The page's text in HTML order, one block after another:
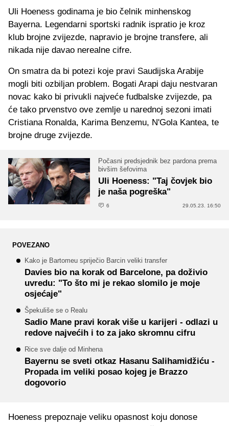
Uli Hoeness godinama je bio čelnik minhenskog
Bayerna. Legendarni sportski radnik ispratio je kroz
klub brojne zvijezde, napravio je brojne transfere, ali
nikada nije davao nerealne cifre.
On smatra da bi potezi koje pravi Saudijska Arabije
mogli biti ozbiljan problem. Bogati Arapi daju nestvaran
novac kako bi privukli najveće fudbalske zvijezde, pa
će tako prvenstvo ove zemlje u narednoj sezoni imati
Cristiana Ronalda, Karima Benzemu, N'Gola Kantea, te
brojne druge zvijezde.
Počasni predsjednik bez pardona prema
bivšim šefovima
Uli Hoeness: "Taj čovjek bio
je naša pogreška"
6 29.05.23. 16:50
POVEZANO
Kako je Bartomeu spriječio Barcin veliki transfer
Davies bio na korak od Barcelone, pa doživio
uvredu: "To što mi je rekao slomilo je moje
osjećaje"
Špekuliše se o Realu
Sadio Mane pravi korak više u karijeri - odlazi u
redove najvećih i to za jako skromnu cifru
Rice sve dalje od Minhena
Bayernu se sveti otkaz Hasanu Salihamidžiću -
Propada im veliki posao kojeg je Brazzo
dogovorio
Hoeness prepoznaje veliku opasnost koju donose